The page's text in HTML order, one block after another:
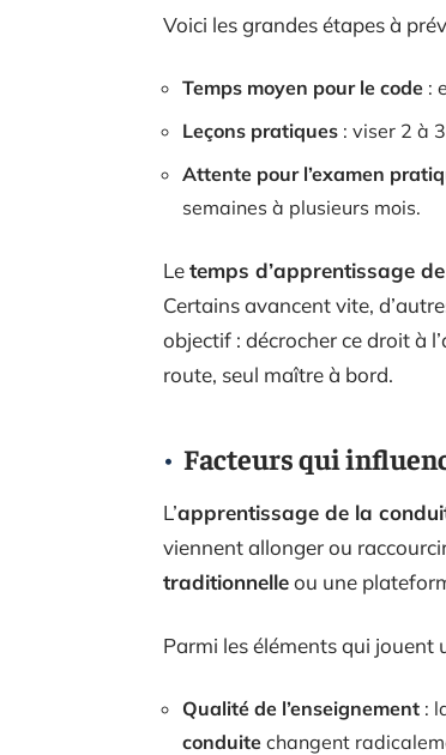
Voici les grandes étapes à
Temps moyen pour le code :
Leçons pratiques : viser 2 à
Attente pour l’examen
semaines à plusieurs mois.
Letemps d’apprentissage
Certains avancent vite,
objectif : décrocher ce droit à
route, seul maître à bord.
Facteurs qui
L’apprentissage de la
viennent allonger ou
traditionnelleou une
Parmi les éléments qui jouent
Qualité de l’enseignement :
conduite changent